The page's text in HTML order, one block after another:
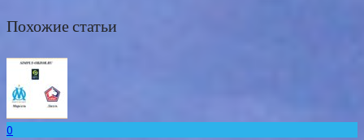
Похожие статьи
0